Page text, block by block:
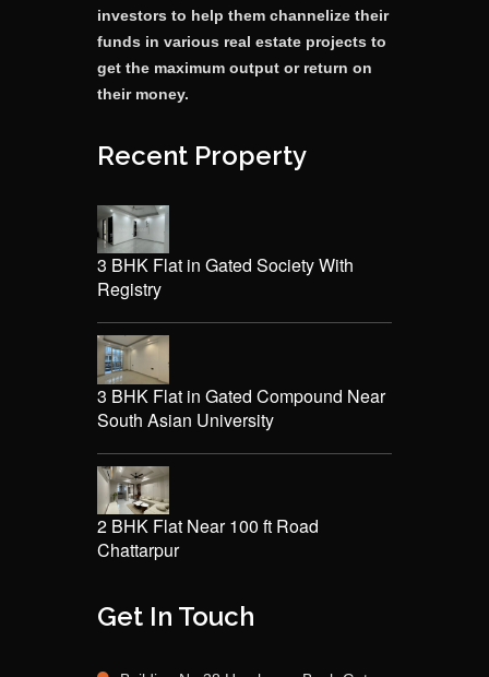
investors to help them channelize their
funds in various real estate projects to
get the maximum output or return on
their money.
Recent Property
3 BHK Flat in Gated Society With
Registry
3 BHK Flat in Gated Compound Near
South Asian University
2 BHK Flat Near 100 ft Road
Chattarpur
Get In Touch